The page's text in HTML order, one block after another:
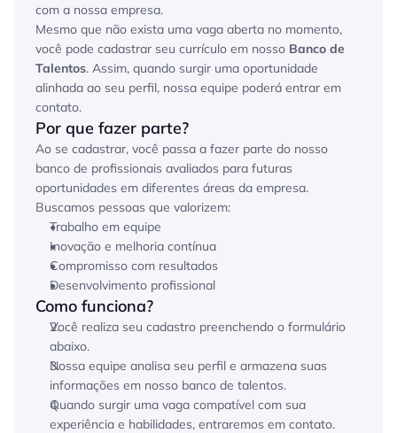
com a nossa empresa.
Mesmo que não exista uma vaga aberta no momento,
você pode cadastrar seu currículo em nosso Banco de
Talentos. Assim, quando surgir uma oportunidade
alinhada ao seu perfil, nossa equipe poderá entrar em
contato.
Por que fazer parte?
Ao se cadastrar, você passa a fazer parte do nosso
banco de profissionais avaliados para futuras
oportunidades em diferentes áreas da empresa.
Buscamos pessoas que valorizem:
Trabalho em equipe
Inovação e melhoria contínua
Compromisso com resultados
Desenvolvimento profissional
Como funciona?
Você realiza seu cadastro preenchendo o formulário
abaixo.
Nossa equipe analisa seu perfil e armazena suas
informações em nosso banco de talentos.
Quando surgir uma vaga compatível com sua
experiência e habilidades, entraremos em contato.